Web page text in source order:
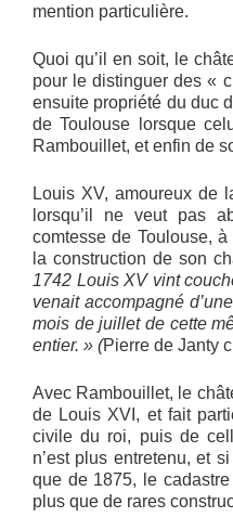
mention particulière.
Quoi qu’il en soit, le
pour le distinguer des «
ensuite propriété du duc
de Toulouse lorsque
Rambouillet, et enfin de
Louis XV, amoureux de
lorsqu’il ne veut pas
comtesse de Toulouse,
la construction de son
1742 Louis XV vint
venait accompagné
mois de juillet de cette
entier. » (Pierre de Janty
Avec Rambouillet, le
de Louis XVI, et fait
civile du roi, puis de
n’est plus entretenu, et
que de 1875, le
plus que de rares